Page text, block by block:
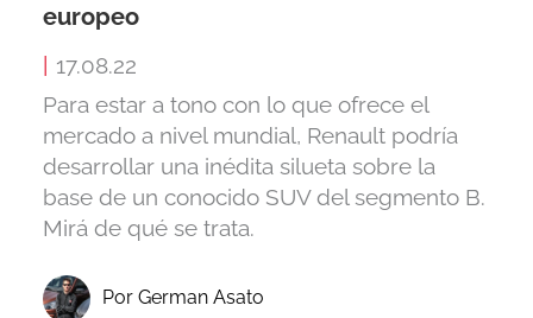
europeo
17.08.22
Para estar a tono con lo que ofrece el
mercado a nivel mundial, Renault podría
desarrollar una inédita silueta sobre la
base de un conocido SUV del segmento B.
Mirá de qué se trata.
Por German Asato